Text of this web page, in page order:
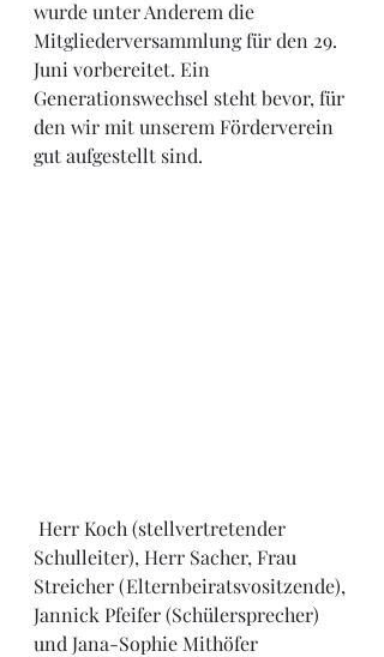
wurde unter Anderem die
Mitgliederversammlung für den 29.
Juni vorbereitet. Ein
Generationswechsel steht bevor, für
den wir mit unserem Förderverein
gut aufgestellt sind.
Schulleiter), Herr Sacher, Frau
Streicher (Elternbeiratsvositzende),
Jannick Pfeifer (Schülersprecher)
und Jana-Sophie Mithöfer